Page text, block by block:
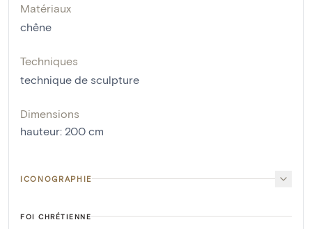
Matériaux
chêne
Techniques
technique de sculpture
Dimensions
hauteur: 200 cm
ICONOGRAPHIE
FOI CHRÉTIENNE